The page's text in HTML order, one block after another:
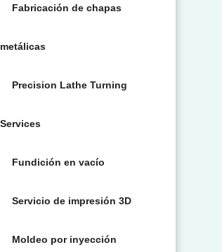
Fabricación de chapas
metálicas
Precision Lathe Turning
Services
Fundición en vacío
Servicio de impresión 3D
Moldeo por inyección